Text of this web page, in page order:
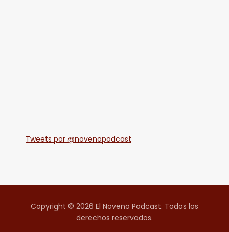
Tweets por @novenopodcast
Copyright © 2026 El Noveno Podcast. Todos los
derechos reservados.